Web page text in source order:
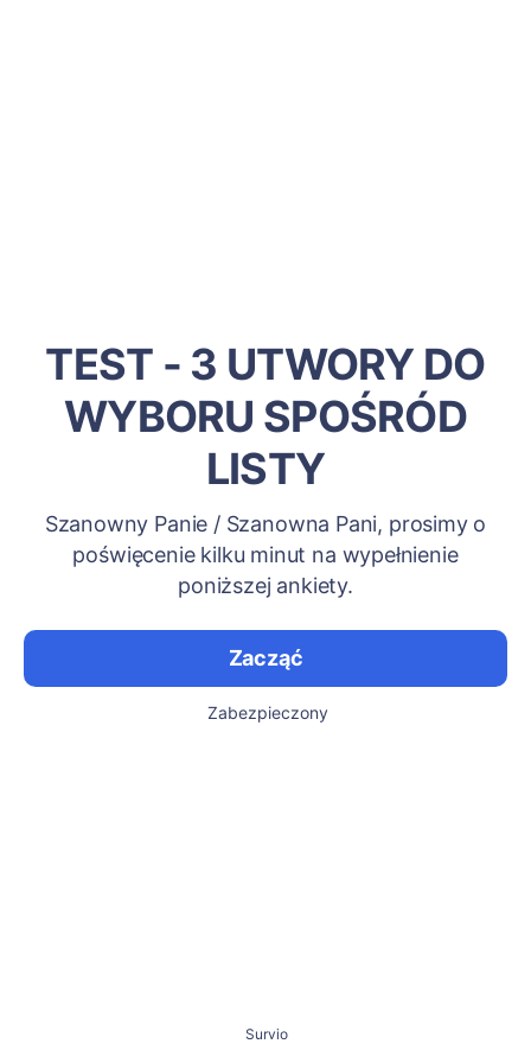
TEST - 3 UTWORY DO
WYBORU SPOŚRÓD
LISTY
Szanowny Panie / Szanowna Pani, prosimy o
poświęcenie kilku minut na wypełnienie
poniższej ankiety.
Zacząć
Zabezpieczony
Survio